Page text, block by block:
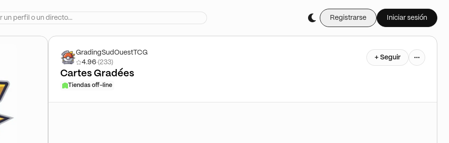
Registrarse Iniciar sesión
GradingSudOuestTCG
4.96·(233)
+ Seguir
Cartes Gradées
Tiendas off-line